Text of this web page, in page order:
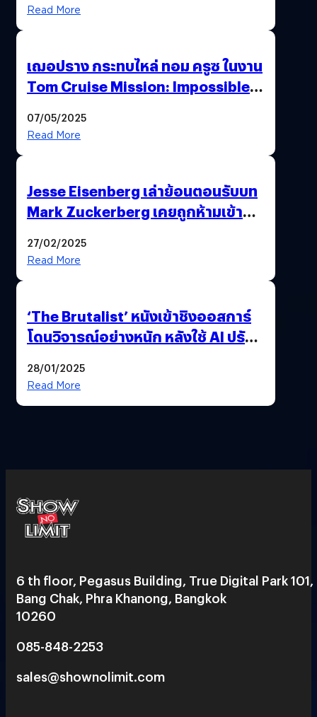
Read More
เฌอปราง กระทบไหล่ ทอม ครูซ ในงาน
Tom Cruise Mission: Impossible –
Premiere
07/05/2025
Read More
Jesse Eisenberg เล่าย้อนตอนรับบท
Mark Zuckerberg เคยถูกห้ามเข้าพบ
27/02/2025
Read More
‘The Brutalist’ หนังเข้าชิงออสการ์
โดนวิจารณ์อย่างหนัก หลังใช้ AI ปรับ
28/01/2025
Read More
6 th floor, Pegasus Building, True Digital Park 101,
Bang Chak, Phra Khanong, Bangkok
10260
085-848-2253
sales@shownolimit.com